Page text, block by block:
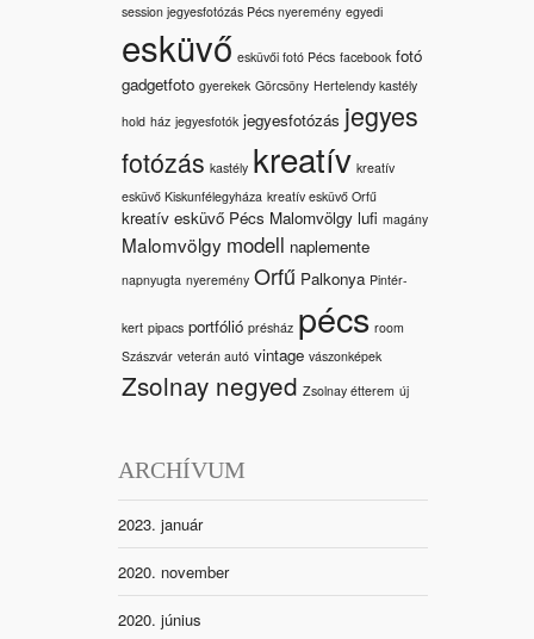
session jegyesfotózás Pécs nyeremény egyedi
esküvő esküvői fotó Pécs facebook fotó
gadgetfoto gyerekek Görcsöny Hertelendy kastély
hold ház jegyesfotók jegyesfotózás jegyes
fotózás kastély kreatív kreatív
esküvő Kiskunfélegyháza kreatív esküvő Orfű
kreatív esküvő Pécs Malomvölgy lufi magány
Malomvölgy modell naplemente
napnyugta nyeremény Orfű Palkonya Pintér-
kert pipacs portfólió présház pécs room
Szászvár veterán autó vintage vászonképek
Zsolnay negyed Zsolnay étterem új
ARCHÍVUM
2023. január
2020. november
2020. június